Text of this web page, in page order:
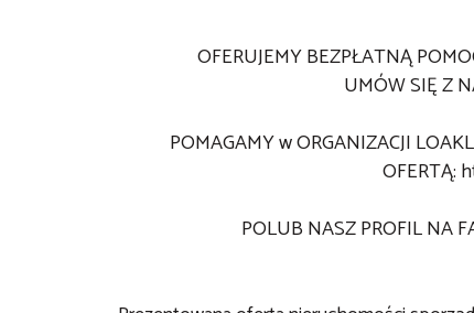
OFERUJEMY BEZPŁATNĄ
UMÓW SIĘ Z
POMAGAMY w ORGANIZACJI
OFERTĄ:
POLUB NASZ PROFIL NA